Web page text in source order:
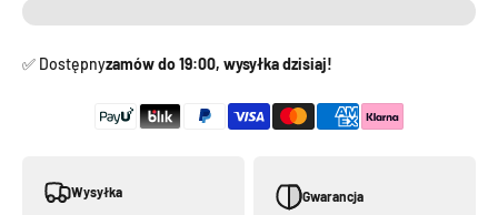
✅️ Dostępnyzamów do 19:00, wysyłka dzisiaj!
Wysyłka Gwarancja